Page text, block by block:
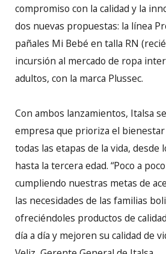
compromiso con la calidad y la
dos nuevas propuestas: la línea
pañales Mi Bebé en talla RN
incursión al mercado de ropa
adultos, con la marca Plussec.
Con ambos lanzamientos, Italsa
empresa que prioriza el bienestar
todas las etapas de la vida, desde
hasta la tercera edad. “Poco a
cumpliendo nuestras metas de
las necesidades de las familias
ofreciéndoles productos de
día a día y mejoren su calidad de